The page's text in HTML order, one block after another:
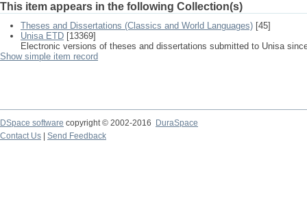
This item appears in the following Collection(s)
Theses and Dissertations (Classics and World Languages) [45]
Unisa ETD [13369]
Electronic versions of theses and dissertations submitted to Unisa
Show simple item record
DSpace software copyright © 2002-2016
DuraSpace
Contact Us
Send Feedback